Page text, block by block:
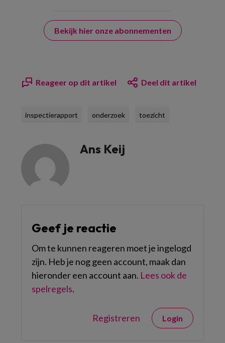
Bekijk hier onze abonnementen
Reageer op dit artikel Deel dit artikel
inspectierapport onderzoek toezicht
Ans Keij
Geef je reactie
Om te kunnen reageren moet je ingelogd
zijn. Heb je nog geen account, maak dan
hieronder een account aan. Lees ook de
spelregels.
Registreren Login